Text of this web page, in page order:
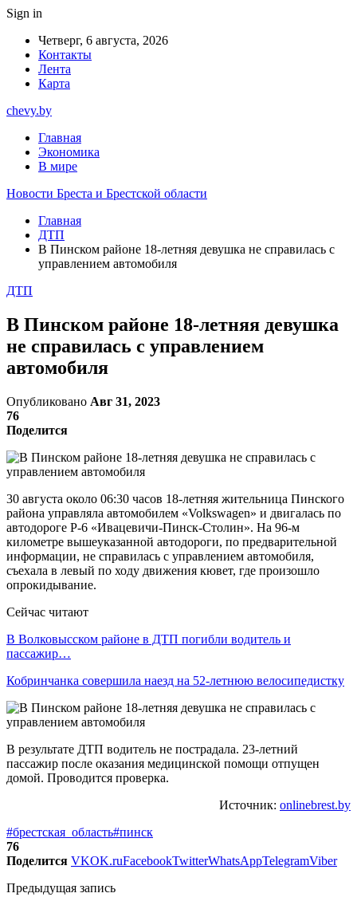
Sign in
Четверг, 6 августа, 2026
Контакты
Лента
Карта
chevy.by
Главная
Экономика
В мире
Новости Бреста и Брестской области
Главная
ДТП
В Пинском районе 18-летняя девушка не справилась с
управлением автомобиля
ДТП
В Пинском районе 18-летняя девушка
не справилась с управлением
автомобиля
Опубликовано Авг 31, 2023
76
Поделится
30 августа около 06:30 часов 18-летняя жительница Пинского
района управляла автомобилем «Volkswagen» и двигалась по
автодороге Р-6 «Ивацевичи-Пинск-Столин». На 96-м
километре вышеуказанной автодороги, по предварительной
информации, не справилась с управлением автомобиля,
съехала в левый по ходу движения кювет, где произошло
опрокидывание.
Сейчас читают
В Волковысском районе в ДТП погибли водитель и
пассажир…
Кобринчанка совершила наезд на 52-летнюю велосипедистку
В результате ДТП водитель не пострадала. 23-летний
пассажир после оказания медицинской помощи отпущен
домой. Проводится проверка.
Источник: onlinebrest.by
#брестская_область#пинск
76
Поделится VKOK.ruFacebookTwitterWhatsAppTelegramViber
Предыдущая запись